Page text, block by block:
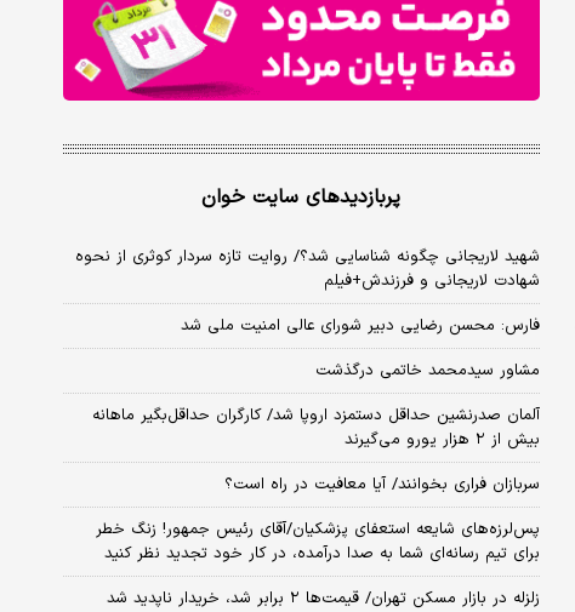
پربازدیدهای سایت خوان
شهید لاریجانی چگونه شناسایی شد؟/ روایت تازه سردار کوثری از نحوه
شهادت لاریجانی و فرزندش+فیلم
فارس: محسن رضایی دبیر شورای عالی امنیت ملی شد
مشاور سیدمحمد خاتمی درگذشت
آلمان صدرنشین حداقل دستمزد اروپا شد/ کارگران حداقل‌بگیر ماهانه
بیش از ۲ هزار یورو می‌گیرند
سربازان فراری بخوانند/ آیا معافیت در راه است؟
پس‌لرزه‌های شایعه استعفای پزشکیان/آقای رئیس جمهور! زنگ خطر
برای تیم رسانه‌ای شما به صدا درآمده، در کار خود تجدید نظر کنید
زلزله در بازار مسکن تهران/ قیمت‌ها ۲ برابر شد، خریدار ناپدید شد